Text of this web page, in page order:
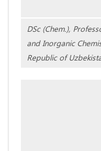
DSc (Chem.),
and Inorganic
Republic of